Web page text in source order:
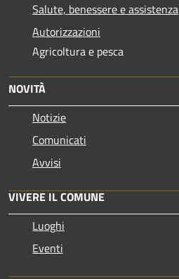
Salute, benessere e assistenza
Autorizzazioni
Agricoltura e pesca
NOVITÀ
Notizie
Comunicati
Avvisi
VIVERE IL COMUNE
Luoghi
Eventi